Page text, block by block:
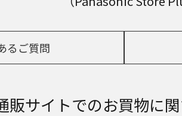
るご質問
販サイトでのお買物に